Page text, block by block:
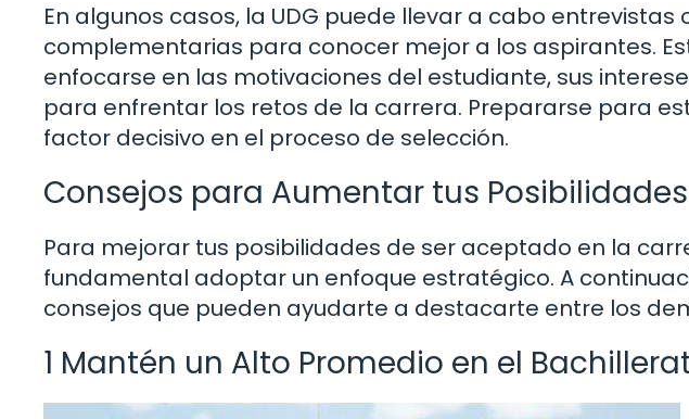
En algunos casos, la UDG puede llevar a cabo entrevistas
complementarias para conocer mejor a los aspirantes.
enfocarse en las motivaciones del estudiante, sus
para enfrentar los retos de la carrera. Prepararse para
factor decisivo en el proceso de selección.
Consejos para Aumentar tus
Para mejorar tus posibilidades de ser aceptado en la
fundamental adoptar un enfoque estratégico. A
consejos que pueden ayudarte a destacarte entre los
1 Mantén un Alto Promedio en el